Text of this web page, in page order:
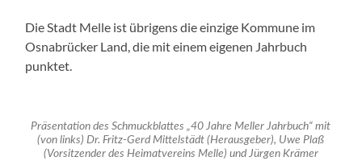
Die Stadt Melle ist übrigens die einzige Kommune im
Osnabrücker Land, die mit einem eigenen Jahrbuch
punktet.
Präsentation des Schmuckblattes „40 Jahre Meller Jahrbuch“ mit
(von links) Dr. Fritz-Gerd Mittelstädt (Herausgeber), Uwe Plaß
(Vorsitzender des Heimatvereins Melle) und Jürgen Krämer